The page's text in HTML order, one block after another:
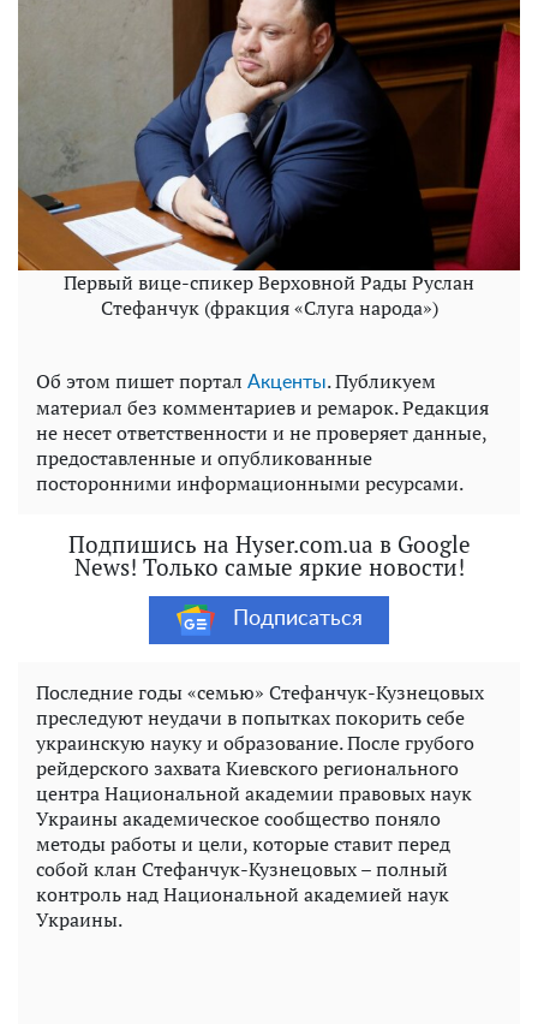
Первый вице-спикер Верховной Рады Руслан
Стефанчук (фракция «Слуга народа»)
Об этом пишет портал Акценты. Публикуем
материал без комментариев и ремарок. Редакция
не несет ответственности и не проверяет данные,
предоставленные и опубликованные
посторонними информационными ресурсами.
Подпишись на Hyser.com.ua в Google
News! Только самые яркие новости!
Подписаться
Последние годы «семью» Стефанчук-Кузнецовых
преследуют неудачи в попытках покорить себе
украинскую науку и образование. После грубого
рейдерского захвата Киевского регионального
центра Национальной академии правовых наук
Украины академическое сообщество поняло
методы работы и цели, которые ставит перед
собой клан Стефанчук-Кузнецовых – полный
контроль над Национальной академией наук
Украины.